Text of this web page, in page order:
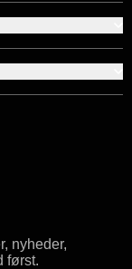
nyheder,
først.